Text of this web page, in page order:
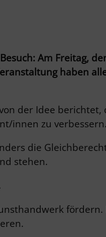
Am Freitag,
haben
der Idee berichtet,
innen zu verbessern.
die
stehen.